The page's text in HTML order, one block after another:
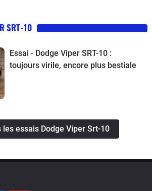
SRT-10
Essai - Dodge Viper SRT-10 :
toujours virile, encore plus bestiale
les essais Dodge Viper Srt-10